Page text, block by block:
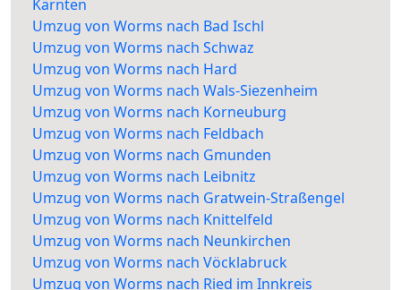
Kärnten
Umzug von Worms nach Bad Ischl
Umzug von Worms nach Schwaz
Umzug von Worms nach Hard
Umzug von Worms nach Wals-Siezenheim
Umzug von Worms nach Korneuburg
Umzug von Worms nach Feldbach
Umzug von Worms nach Gmunden
Umzug von Worms nach Leibnitz
Umzug von Worms nach Gratwein-Straßengel
Umzug von Worms nach Knittelfeld
Umzug von Worms nach Neunkirchen
Umzug von Worms nach Vöcklabruck
Umzug von Worms nach Ried im Innkreis